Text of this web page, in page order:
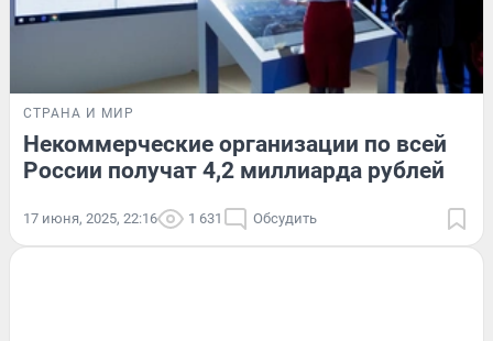
СТРАНА И МИР
Некоммерческие организации по всей
России получат 4,2 миллиарда рублей
17 июня, 2025, 22:16 1 631 Обсудить